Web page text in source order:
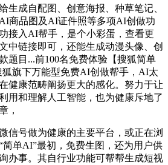
成自配图、创意海报、种草笔记、
商品图及AI证件照等多项AI创做功
接入AI帮手，是个小彩蛋，查看更
中链接即可，还能生成动漫头像、创
题目...前100名免费体验【搜狐简单
旗下万能型免费AI创做帮手，AI太
健康范畴阐扬更大的感化。努力于让
用和理解人工智能，也为健康斥地了
，
号做为健康的主要平台，或正在浏
简单AI”最初，免费生图，还为用户供
办事。其自行业功能可帮帮生成短视